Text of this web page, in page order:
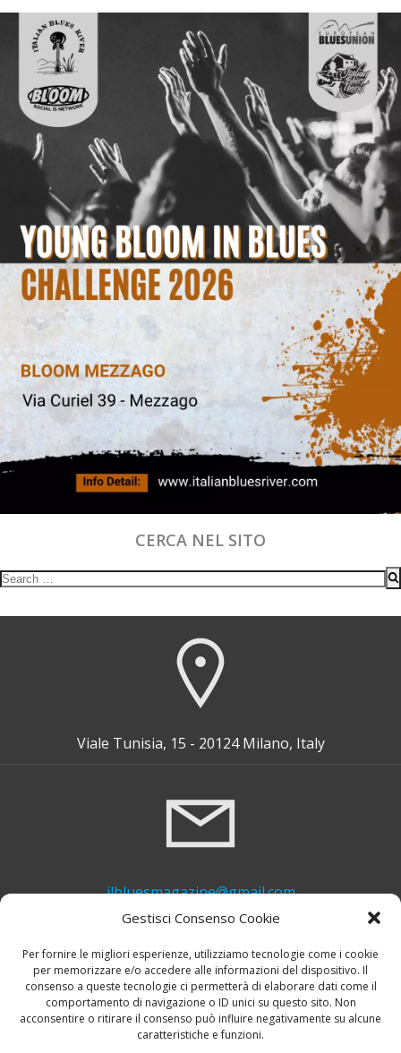
Gestisci Consenso Cookie
Per fornire le migliori esperienze, utilizziamo tecnologie come i cookie
per memorizzare e/o accedere alle informazioni del dispositivo. Il
consenso a queste tecnologie ci permetterà di elaborare dati come il
comportamento di navigazione o ID unici su questo sito. Non
acconsentire o ritirare il consenso può influire negativamente su alcune
caratteristiche e funzioni.
CERCA NEL SITO
Search
Viale Tunisia, 15 - 20124 Milano, Italy
ilbluesmagazine@gmail.com
+39 339 748 6635